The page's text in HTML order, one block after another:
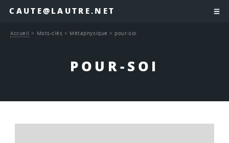
CAUTE@LAUTRE.NET
POUR-SOI
Accueil > Mots-clés > Métaphysique > pour-soi